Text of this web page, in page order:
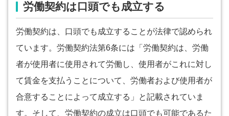
労働契約は口頭でも成立する
労働契約は、口頭でも成立することが法律で認められ
ています。労働契約法第6条には「労働契約は、労働
者が使用者に使用されて労働し、使用者がこれに対し
て賃金を支払うことについて、労働者および使用者が
合意することによって成立する」と記載されていま
す。そして、労働契約の成立は口頭でも可能であるた